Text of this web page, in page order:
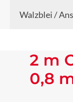
Walzblei /
2 m
0,8